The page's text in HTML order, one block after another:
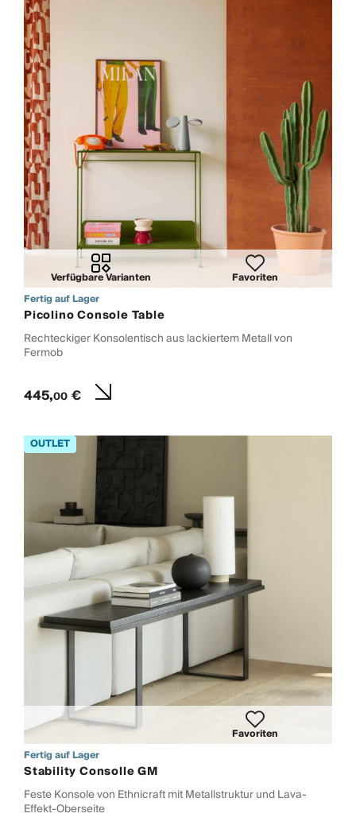
Verfügbare Varianten
Favoriten
Fertig auf Lager
Picolino Console Table
Rechteckiger Konsolentisch aus lackiertem Metall von
Fermob
445,00€
Favoriten
Fertig auf Lager
Stability Consolle GM
Feste Konsole von Ethnicraft mit Metallstruktur und Lava-
Effekt-Oberseite